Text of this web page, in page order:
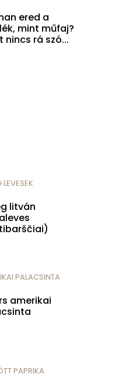
ered a
mint műfaj?
nincs rá szó...
LEVESEK
litván
PALACSINTA
amerikai
PAPRIKA